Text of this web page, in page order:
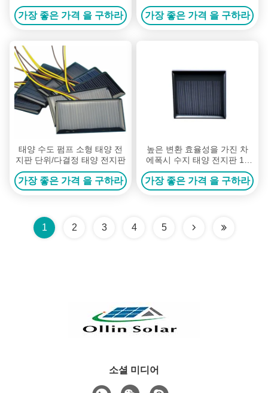
전지판
가장 좋은 가격 을 구하라
이트급 선수
가장 좋은 가격 을 구하라
태양 수도 펌프 소형 태양 전
지판 단위/다결정 태양 전지판
가장 좋은 가격 을 구하라
높은 변환 효율성을 가진 차
에폭시 수지 태양 전지판 1V
80mA를 가지고 놀십시오
가장 좋은 가격 을 구하라
1 2 3 4 5
소셜 미디어